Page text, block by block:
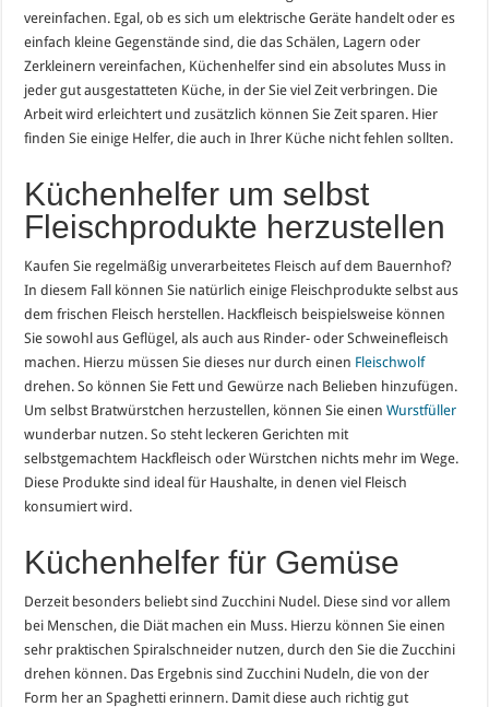
vereinfachen. Egal, ob es sich um elektrische Geräte handelt oder es
einfach kleine Gegenstände sind, die das Schälen, Lagern oder
Zerkleinern vereinfachen, Küchenhelfer sind ein absolutes Muss in
jeder gut ausgestatteten Küche, in der Sie viel Zeit verbringen. Die
Arbeit wird erleichtert und zusätzlich können Sie Zeit sparen. Hier
finden Sie einige Helfer, die auch in Ihrer Küche nicht fehlen sollten.
Küchenhelfer um selbst
Fleischprodukte herzustellen
Kaufen Sie regelmäßig unverarbeitetes Fleisch auf dem Bauernhof?
In diesem Fall können Sie natürlich einige Fleischprodukte selbst aus
dem frischen Fleisch herstellen. Hackfleisch beispielsweise können
Sie sowohl aus Geflügel, als auch aus Rinder- oder Schweinefleisch
machen. Hierzu müssen Sie dieses nur durch einen Fleischwolf
drehen. So können Sie Fett und Gewürze nach Belieben hinzufügen.
Um selbst Bratwürstchen herzustellen, können Sie einenWurstfüller
wunderbar nutzen. So steht leckeren Gerichten mit
selbstgemachtem Hackfleisch oder Würstchen nichts mehr im Wege.
Diese Produkte sind ideal für Haushalte, in denen viel Fleisch
konsumiert wird.
Küchenhelfer für Gemüse
Derzeit besonders beliebt sind Zucchini Nudel. Diese sind vor allem
bei Menschen, die Diät machen ein Muss. Hierzu können Sie einen
sehr praktischen Spiralschneider nutzen, durch den Sie die Zucchini
drehen können. Das Ergebnis sind Zucchini Nudeln, die von der
Form her an Spaghetti erinnern. Damit diese auch richtig gut